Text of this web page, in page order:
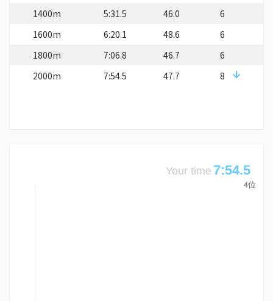
1400m
5:31.5 46.0
6
1600m
6:20.1 48.6
6
1800m
7:06.8 46.7
6
2000m
7:54.5 47.7 8
Your time 7:54.5